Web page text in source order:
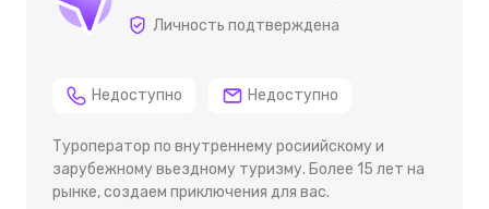
Личность подтверждена
Недоступно Недоступно
Туроператор по внутреннему росиийскому и
зарубежному вьездному туризму. Более 15 лет на
рынке, создаем приключения для вас.